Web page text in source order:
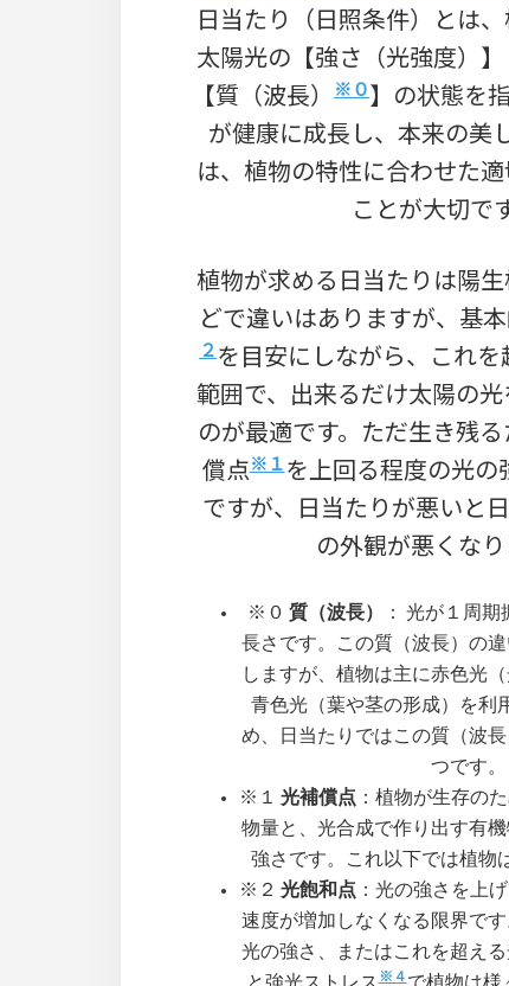
日当たり（日照条件）とは
太陽光の【強さ（光強度）】
【質（波長）※０】の状態を
が健康に成長し、本来の美
は、植物の特性に合わせた
ことが大切です
植物が求める日当たりは陽
どで違いはありますが、基
２を目安にしながら、これ
範囲で、出来るだけ太陽の
のが最適です。ただ生き残
償点※１を上回る程度の光の
ですが、日当たりが悪いと
の外観が悪くなり
※０ 質（波長）
： 光が１周
長さです。この質（波長）の
しますが、植物は主に赤色光
青色光（葉や茎の形成）を利
め、日当たりではこの質（波
つです。
※１光補償点 ：植物が生存の
物量と、光合成で作り出す有
強さです。これ以下では植物
※２光飽和点 ：光の強さを上
速度が増加しなくなる限界で
光の強さ、またはこれを超え
※４